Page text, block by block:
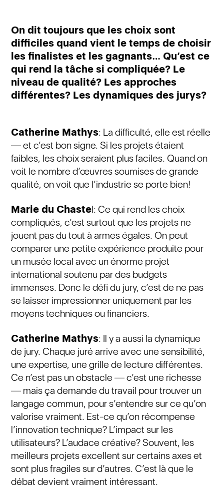
On dit toujours que les choix sont
difficiles quand vient le temps de choisir
les finalistes et les gagnants… Qu’est ce
qui rend la tâche si compliquée? Le
niveau de qualité? Les approches
différentes? Les dynamiques des jurys?
Catherine Mathys: La difficulté, elle est réelle
— et c’est bon signe. Si les projets étaient
faibles, les choix seraient plus faciles. Quand on
voit le nombre d’œuvres soumises de grande
qualité, on voit que l’industrie se porte bien!
Marie du Chastel: Ce qui rend les choix
compliqués, c’est surtout que les projets ne
jouent pas du tout à armes égales. On peut
comparer une petite expérience produite pour
un musée local avec un énorme projet
international soutenu par des budgets
immenses. Donc le défi du jury, c’est de ne pas
se laisser impressionner uniquement par les
moyens techniques ou financiers.
Catherine Mathys: Il y a aussi la dynamique
de jury. Chaque juré arrive avec une sensibilité,
une expertise, une grille de lecture différentes.
Ce n’est pas un obstacle — c’est une richesse
— mais ça demande du travail pour trouver un
langage commun, pour s’entendre sur ce qu’on
valorise vraiment. Est-ce qu’on récompense
l’innovation technique? L’impact sur les
utilisateurs? L’audace créative? Souvent, les
meilleurs projets excellent sur certains axes et
sont plus fragiles sur d’autres. C’est là que le
débat devient vraiment intéressant.